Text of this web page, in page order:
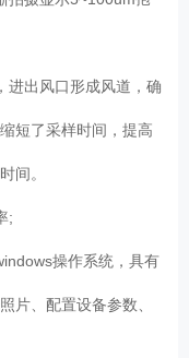
进出风口形成风道，确
短了采样时间，提高
间。
;
操作系统，具有
片、配置设备参数、